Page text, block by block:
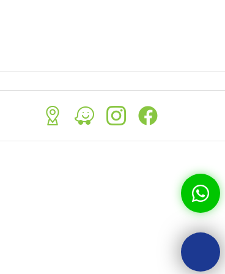
web para poder procesar tu orden. A tu
correo te enviaremos el comprobante de
pago, el número de pedido y el día en qué